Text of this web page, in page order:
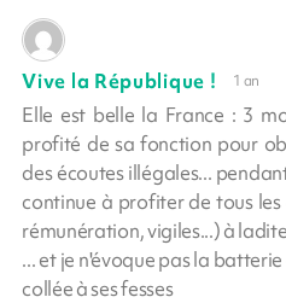
Vive la République ! 1 an
Elle est belle la France : 3
profité de sa fonction pour
des écoutes illégales...
continue à profiter de tous
rémunération, vigiles...) à
... et je n'évoque pas la
collée à ses fesses